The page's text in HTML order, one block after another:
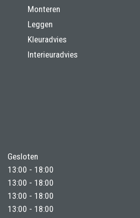
Monteren
Leggen
Kleuradvies
Interieuradvies
Gesloten
13:00 - 18:00
13:00 - 18:00
13:00 - 18:00
13:00 - 18:00